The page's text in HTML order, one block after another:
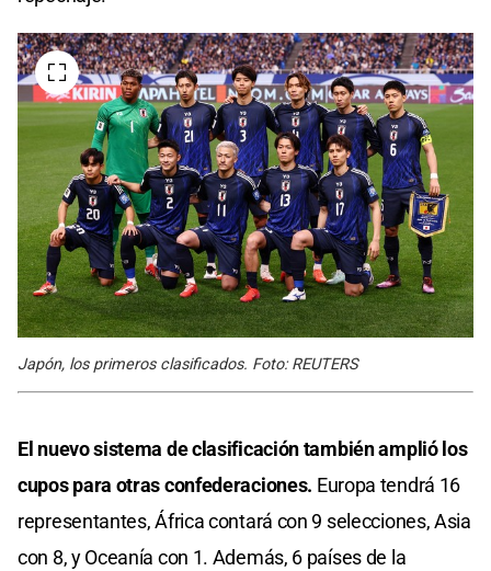
Japón, los primeros clasificados. Foto: REUTERS
El nuevo sistema de clasificación también amplió los
cupos para otras confederaciones. Europa tendrá 16
representantes, África contará con 9 selecciones, Asia
con 8, y Oceanía con 1. Además, 6 países de la